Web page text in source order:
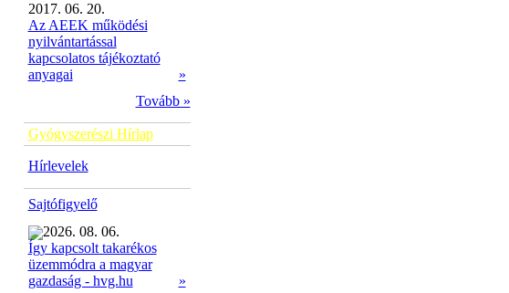
2017. 06. 20.
Az AEEK működési
nyilvántartással
kapcsolatos tájékoztató
anyagai
»
Tovább »
Gyógyszerészi Hírlap
Hírlevelek
Sajtófigyelő
2026. 08. 06.
Így kapcsolt takarékos
üzemmódra a magyar
gazdaság - hvg.hu
»